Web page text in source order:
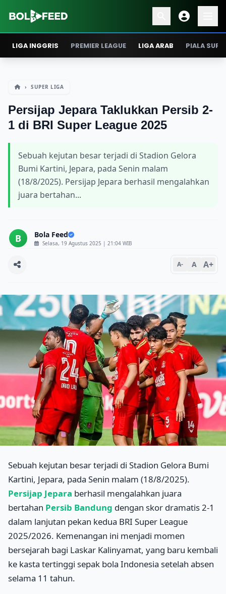
LIGA INGGRIS PREMIER LEAGUE LIGA ARAB PIALA
› SUPER LIGA
Persijap Jepara Taklukkan Persib 2-
1 di BRI Super League 2025
Sebuah kejutan besar terjadi di Stadion Gelora
Bumi Kartini, Jepara, pada Senin malam
(18/8/2025). Persijap Jepara berhasil mengalahkan
juara bertahan...
B Bola Feed
Selasa, 19 Agustus 2025 | 21:04 WIB
A- A A+
Sebuah kejutan besar terjadi di Stadion Gelora Bumi
Kartini, Jepara, pada Senin malam (18/8/2025).
Persijap Jepara berhasil mengalahkan juara
bertahan Persib Bandung dengan skor dramatis 2-1
dalam lanjutan pekan kedua BRI Super League
2025/2026. Kemenangan ini menjadi momen
bersejarah bagi Laskar Kalinyamat, yang baru kembali
ke kasta tertinggi sepak bola Indonesia setelah absen
selama 11 tahun.